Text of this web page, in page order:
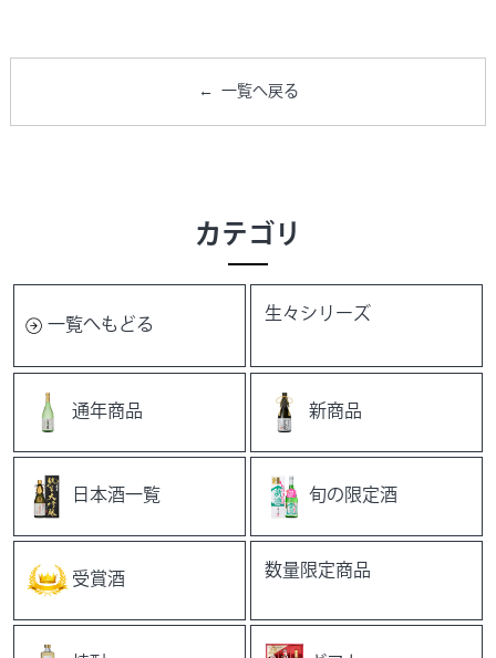
カテゴリ
一覧へもどる 生々シリーズ
通年商品 新商品
日本酒一覧 旬の限定酒
受賞酒 数量限定商品
一覧へ戻る